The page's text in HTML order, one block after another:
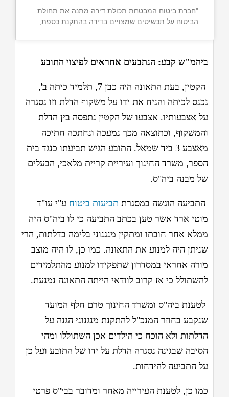
ביהמ"ש קבע: הנתבעים אחראים לפיצוי התובע
הקטין, בעת התאונה היה כבן 7, תלמיד כיתה ב',
נכנס לכיתה והניח את ידו על משקוף הדלת וזו נסגרה
על אצבעותיו. אצבעו של הקטין נתפסה בין הדלת
והמשקוף, וכתוצאה מכך נמעכה ונחתכה חתיכה
מאצבע 3 ביד שמאל. התובע הגיש תביעתו כנגד בית
הספר, משרד החינוך ועיריית קריית מלאכי, הבעלים
של מבנה ביה"ס.
התביעה הוגשה במסגרת תביעות ביטוח ע"י עו"ד
מוטי ארד אשר טען בכתב התביעה כי לו ביה"ס היה
ממלא אחר חובתו ומתקין מנגנוני בלימה בדלתות, הרי
שניתן היה למנוע את התאונה. כמו כן, לו היה מוצב
מורה אחראי במסדרון שתפקידו למנוע מהתלמידים
להשתולל כי אז קרוב לוודאי הייתה התאונה נמנעת.
לטענת ביה"ס ומשרד החינוך טרם חלף המועד
שנקבע בחוזר המנכ"ל להתקנת מנגנוני הגנה על
הדלתות ולא הוכח כי הילדים אכן השתוללו ומהי
הסיבה שבגינה נסגרה הדלת על ידו של התובע ועל כן
על התביעה להידחות.
כמו כן, לטענת העירייה מאחר ומדובר בבי"ס פרטי
"חברת ביטוח המבטחת תכולת דירה מתנה את תחולת
הביטוח על תכשיטים שמצויים בדירה בהתקנת כספת,